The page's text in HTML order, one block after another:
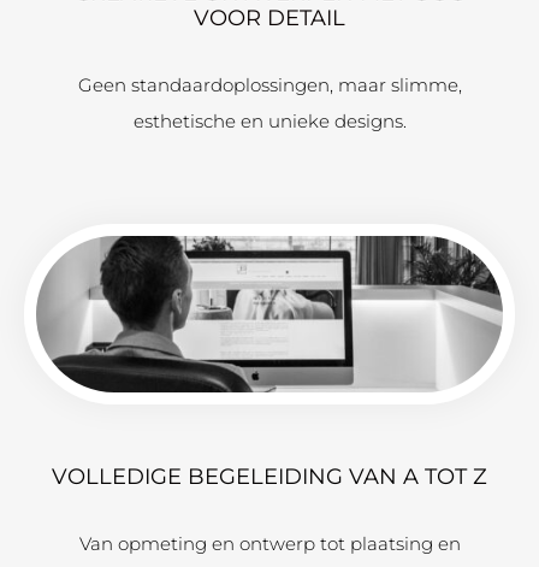
VOOR DETAIL
Geen standaardoplossingen, maar slimme,
esthetische en unieke designs.
VOLLEDIGE BEGELEIDING VAN A TOT Z
Van opmeting en ontwerp tot plaatsing en